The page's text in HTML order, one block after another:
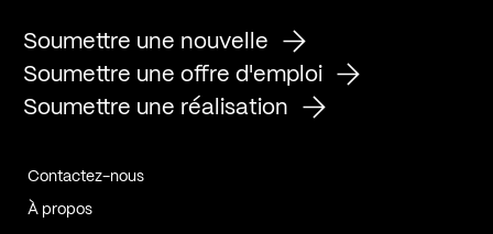
Soumettre une nouvelle
Soumettre une offre d'emploi
Soumettre une réalisation
Contactez-nous
À propos